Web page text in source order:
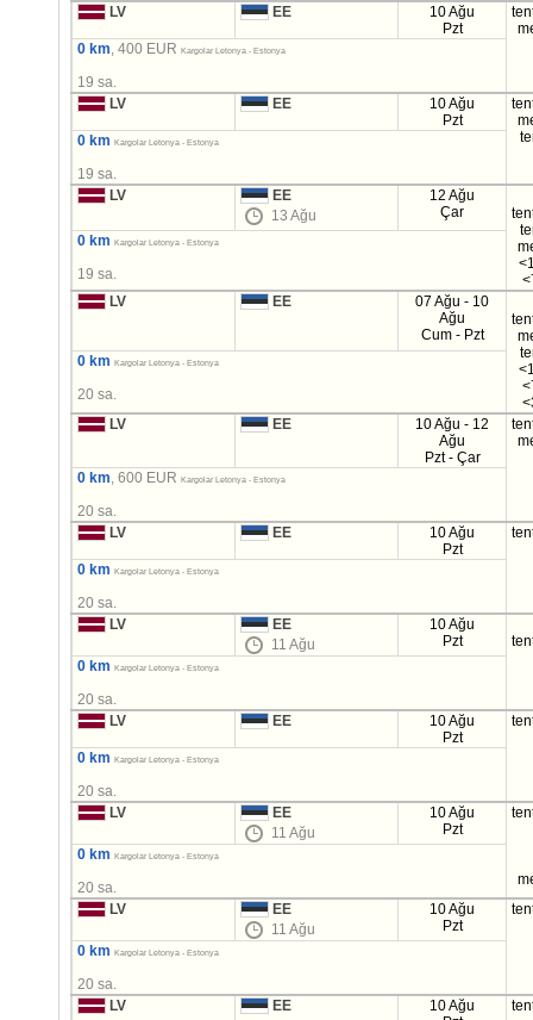
LV EE
10 Ağu
Pzt
0 km, 400 EURKargolar Letonya - Estonya
19 sa.
LV
EE
10 Ağu
Pzt
0 km Kargolar Letonya - Estonya
19 sa.
LV
EE
13 Ağu
12 Ağu
Çar
0 km Kargolar Letonya - Estonya
19 sa.
LV
EE
07 Ağu - 10
Ağu
Cum - Pzt
0 km Kargolar Letonya - Estonya
20 sa.
LV
EE
10 Ağu - 12
Ağu
Pzt - Çar
0 km, 600 EURKargolar Letonya - Estonya
20 sa.
LV
EE
10 Ağu
Pzt
0 km Kargolar Letonya - Estonya
20 sa.
LV
EE
11 Ağu
10 Ağu
Pzt
0 km
Kargolar Letonya - Estonya
20 sa.
LV
EE
10 Ağu
Pzt
0 km Kargolar Letonya - Estonya
20 sa.
LV
EE
11 Ağu
10 Ağu
Pzt
0 km Kargolar Letonya - Estonya
20 sa.
LV
EE
11 Ağu
10 Ağu
Pzt
0 km Kargolar Letonya - Estonya
20 sa.
LV
EE
10 Ağu